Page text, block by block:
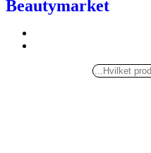
Beautymarket